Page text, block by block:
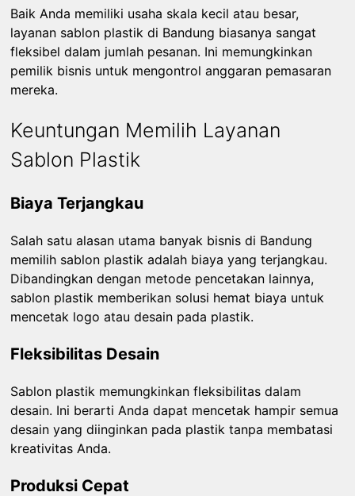
Baik Anda memiliki usaha skala kecil atau besar,
layanan sablon plastik di Bandung biasanya sangat
fleksibel dalam jumlah pesanan. Ini memungkinkan
pemilik bisnis untuk mengontrol anggaran pemasaran
mereka.
Keuntungan Memilih Layanan
Sablon Plastik
Biaya Terjangkau
Salah satu alasan utama banyak bisnis di Bandung
memilih sablon plastik adalah biaya yang terjangkau.
Dibandingkan dengan metode pencetakan lainnya,
sablon plastik memberikan solusi hemat biaya untuk
mencetak logo atau desain pada plastik.
Fleksibilitas Desain
Sablon plastik memungkinkan fleksibilitas dalam
desain. Ini berarti Anda dapat mencetak hampir semua
desain yang diinginkan pada plastik tanpa membatasi
kreativitas Anda.
Produksi Cepat